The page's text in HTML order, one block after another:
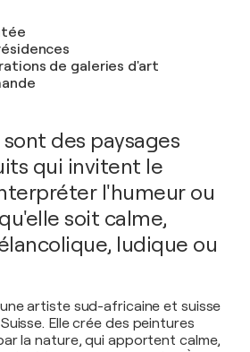
de galeries d'art
des paysages
qui invitent le
l'humeur ou
soit calme,
ludique ou
artiste sud-africaine et suisse
Elle crée des peintures
la nature, qui apportent calme,